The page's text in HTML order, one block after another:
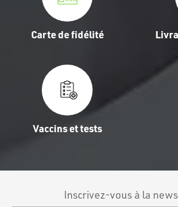
Carte de fidélité
Vaccins et tests
Inscrivez-vous à la